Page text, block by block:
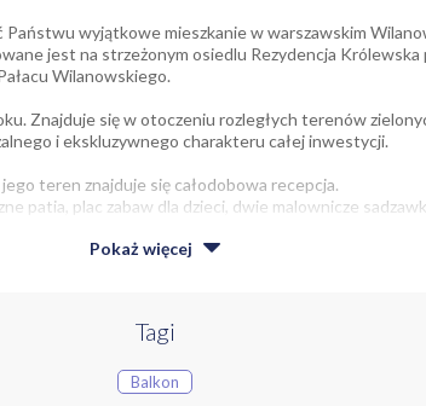
wyjątkowe mieszkanie w warszawskim
jest na strzeżonym osiedlu Rezydencja Królewska
Wilanowskiego.
Znajduje się w otoczeniu rozległych terenów
i ekskluzywnego charakteru całej inwestycji.
teren znajduje się całodobowa recepcja.
patia, plac zabaw dla dzieci, dwie malownicze
Pokaż więcej
Tagi
Balkon